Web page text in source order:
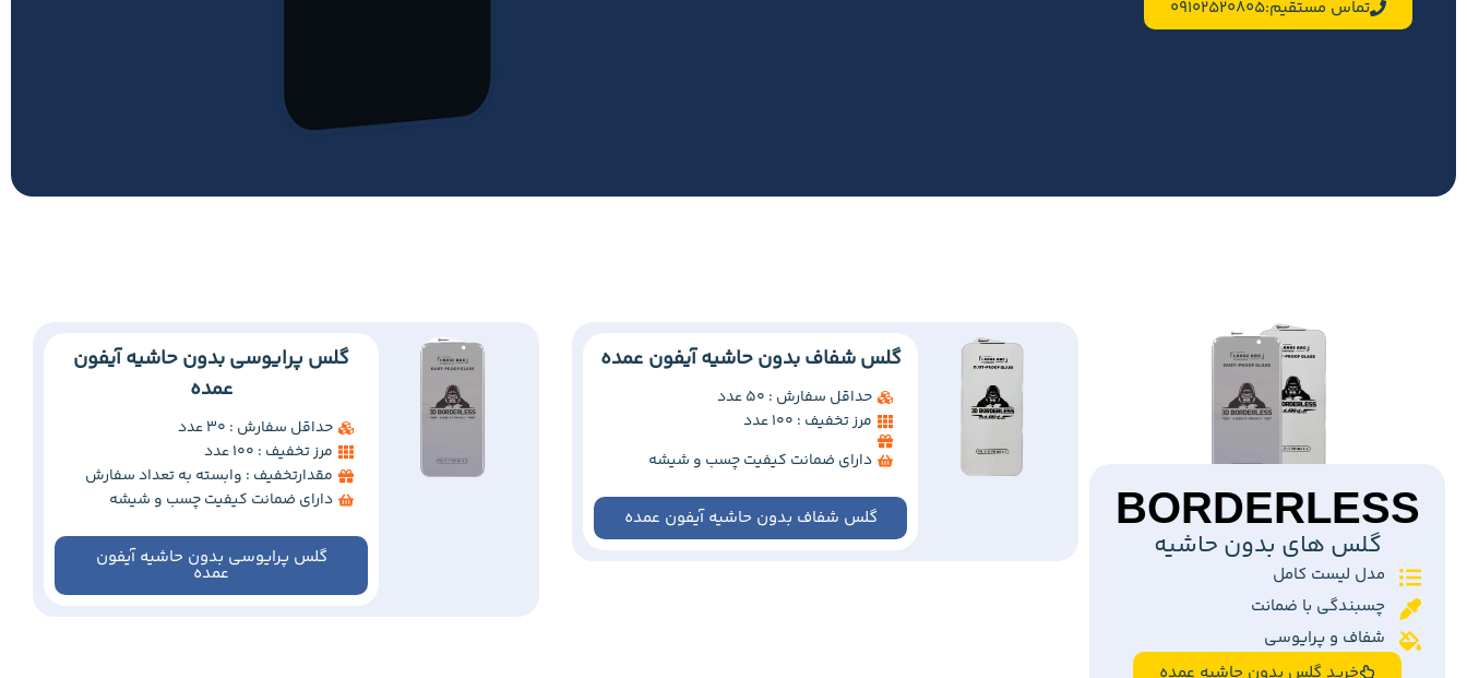
تماس مستقیم:09102520805
BORDERLESS
گلس های بدون حاشیه
مدل لیست کامل
چسبندگی با ضمانت
شفاف و پرایوسی
گلس شفاف بدون حاشیه آیفون عمده
حداقل سفارش : 50 عدد
مرز تخفیف : 100 عدد
دارای ضمانت کیفیت چسب و شیشه
گلس شفاف بدون حاشیه آیفون عمده
گلس پرایوسی بدون حاشیه آیفون
عمده
حداقل سفارش : 30 عدد
مرز تخفیف : 100 عدد
مقدارتخفیف : وابسته به تعداد سفارش
دارای ضمانت کیفیت چسب و شیشه
گلس پرایوسی بدون حاشیه آیفون
عمده